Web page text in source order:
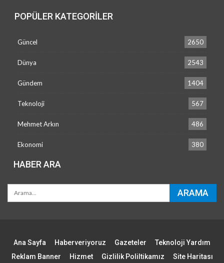
POPÜLER KATEGORILER
Güncel 2650
Dünya 2543
Gündem 1404
Teknoloji 567
Mehmet Arkın 486
Ekonomi 380
HABER ARA
Ana Sayfa Haberveriyoruz Gazeteler
Teknoloji Yardım
Reklam Banner
Hizmet Gizlilik Poliltikamız Site Haritası